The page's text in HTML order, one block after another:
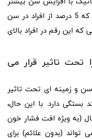
و بیشتر می شود. تخمین زده می شود که 5 درصد از افراد در سن
که این رقم در افراد بالای
تحت تاثیر قرار می
سن و زمینه ای تحت تاثیر
بستگی دارد. با این حال،
ایجاد علائم در افراد بالای 50 سال (به ویژه افت فشار خون
(بدون علائم) برای